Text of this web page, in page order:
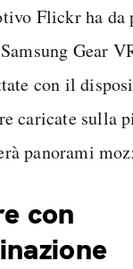
Flickr ha da
Gear
con il
caricate sulla
panorami
con